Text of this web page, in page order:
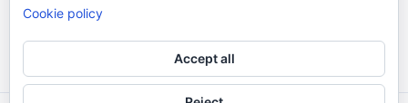
Cookie policy
Accept all